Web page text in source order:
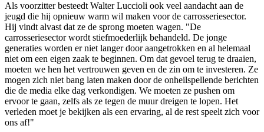
Als voorzitter besteedt Walter Luccioli ook veel aandacht aan de
jeugd die hij opnieuw warm wil maken voor de carrosseriesector.
Hij vindt alvast dat ze de sprong moeten wagen. "De
carrosseriesector wordt stiefmoederlijk behandeld. De jonge
generaties worden er niet langer door aangetrokken en al helemaal
niet om een eigen zaak te beginnen. Om dat gevoel terug te draaien,
moeten we hen het vertrouwen geven en de zin om te investeren. Ze
mogen zich niet bang laten maken door de onheilspellende berichten
die de media elke dag verkondigen. We moeten ze pushen om
ervoor te gaan, zelfs als ze tegen de muur dreigen te lopen. Het
verleden moet je bekijken als een ervaring, al de rest speelt zich voor
ons af!"